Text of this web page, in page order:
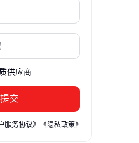
式解析集中电源疏散照
心差异，从供电逻辑到
供应商
交
服务协议》 《隐私政策》